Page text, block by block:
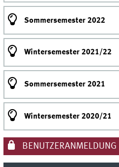
Sommersemester 2022
Wintersemester 2021/22
Sommersemester 2021
Wintersemester 2020/21
BENUTZERANMELDUNG